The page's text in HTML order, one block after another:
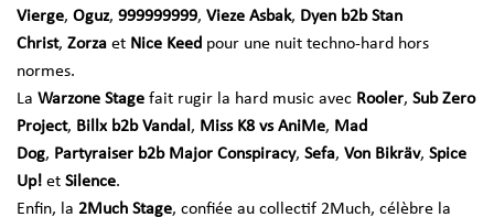
Vierge, Oguz, 999999999, Vieze Asbak, Dyen b2b Stan
Christ, Zorza et Nice Keed pour une nuit techno-hard hors
normes.
La Warzone Stage fait rugir la hard music avec Rooler, Sub Zero
Project, Billx b2b Vandal, Miss K8 vs AniMe, Mad
Dog, Partyraiser b2b Major Conspiracy, Sefa, Von Bikräv, Spice
Up! et Silence.
Enfin, la 2Much Stage, confiée au collectif 2Much, célèbre la